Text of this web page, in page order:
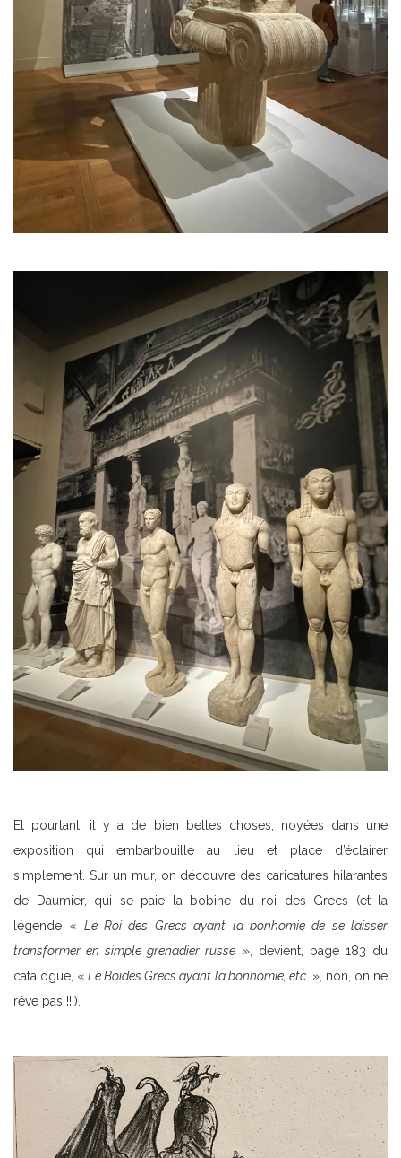
Et pourtant, il y a de bien belles choses, noyées dans une
exposition qui embarbouille au lieu et place d’éclairer
simplement. Sur un mur, on découvre des caricatures hilarantes
de Daumier, qui se paie la bobine du roi des Grecs (et la
légende « Le Roi des Grecs ayant la bonhomie de se laisser
transformer en simple grenadier russe », devient, page 183 du
catalogue, «Le Boides Grecs ayant la bonhomie, etc. », non, on ne
rêve pas !!!).